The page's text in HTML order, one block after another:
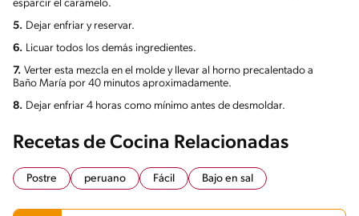
esparcir el caramelo.
5. Dejar enfriar y reservar.
6. Licuar todos los demás ingredientes.
7. Verter esta mezcla en el molde y llevar al horno precalentado a
Baño María por 40 minutos aproximadamente.
8. Dejar enfriar 4 horas como mínimo antes de desmoldar.
Recetas de Cocina Relacionadas
Postre peruano Fácil Bajo en sal